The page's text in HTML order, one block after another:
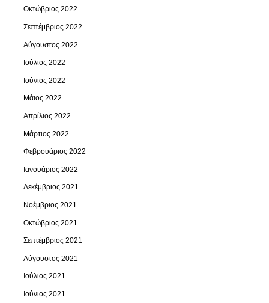
Οκτώβριος 2022
Σεπτέμβριος 2022
Αύγουστος 2022
Ιούλιος 2022
Ιούνιος 2022
Μάιος 2022
Απρίλιος 2022
Μάρτιος 2022
Φεβρουάριος 2022
Ιανουάριος 2022
Δεκέμβριος 2021
Νοέμβριος 2021
Οκτώβριος 2021
Σεπτέμβριος 2021
Αύγουστος 2021
Ιούλιος 2021
Ιούνιος 2021